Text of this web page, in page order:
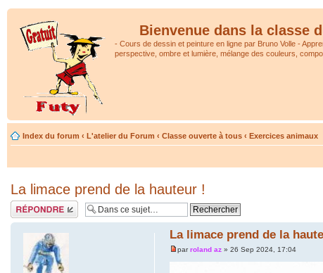
Bienvenue dans la classe
- Cours de dessin et peinture en ligne par Bruno Volle -
perspective, ombre et lumière, mélange des couleurs,
Index du forum ‹ L'atelier du Forum ‹ Classe ouverte à tous ‹ Exercices animaux
La limace prend de la hauteur !
Répondre
La limace prend de la
parroland az» 26 Sep 2024, 17:04